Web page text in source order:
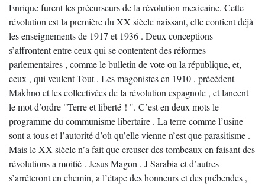
Enrique furent les précurseurs de la révolution mexicaine. Cette
révolution est la première du XX siècle naissant, elle contient déjà
les enseignements de 1917 et 1936 . Deux conceptions
s’affrontent entre ceux qui se contentent des réformes
parlementaires , comme le bulletin de vote ou la république, et,
ceux , qui veulent Tout . Les magonistes en 1910 , précédent
Makhno et les collectivées de la révolution espagnole , et lancent
le mot d’ordre "Terre et liberté ! ". C’est en deux mots le
programme du communisme libertaire . La terre comme l’usine
sont a tous et l’autorité d’où qu’elle vienne n’est que parasitisme .
Mais le XX siècle n’a fait que creuser des tombeaux en faisant des
révolutions a moitié . Jesus Magon , J Sarabia et d’autres
s’arrêteront en chemin, a l’étape des honneurs et des prébendes ,